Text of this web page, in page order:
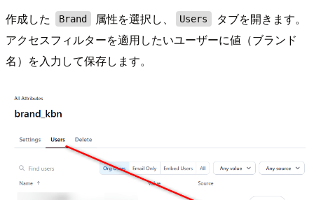
作成した Brand 属性を選択し、 Users
タブを開きます。
アクセスフィルターを適用したいユーザーに値（ブランド
名）を入力して保存します。